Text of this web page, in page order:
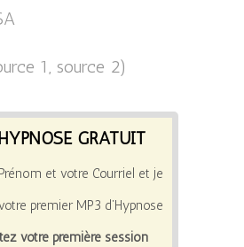
1, source 2)
GRATUIT
et votre Courriel et je
premier MP3 d’Hypnose
votre première session